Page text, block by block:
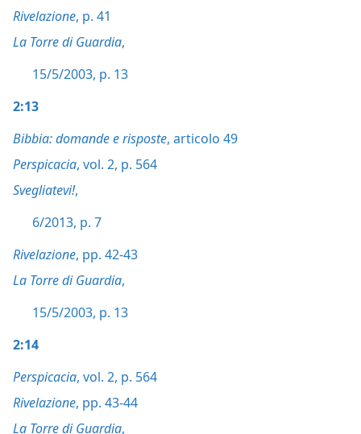
Rivelazione, p. 41
La Torre di Guardia,
15/5/2003, p. 13
2:13
Bibbia: domande e risposte, articolo 49
Perspicacia, vol. 2, p. 564
Svegliatevi!,
6/2013, p. 7
Rivelazione, pp. 42-43
La Torre di Guardia,
15/5/2003, p. 13
2:14
Perspicacia, vol. 2, p. 564
Rivelazione, pp. 43-44
La Torre di Guardia,